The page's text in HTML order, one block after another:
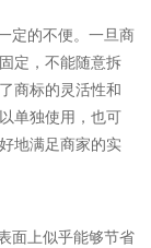
定的不便。一旦商
定，不能随意拆
商标的灵活性和
单独使用，也可
地满足商家的实
面上似乎能够节省